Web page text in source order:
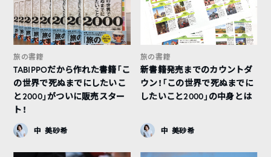
旅の書籍
TABIPPOだから作れた書籍「こ
の世界で死ぬまでにしたいこ
と2000」がついに販売スター
ト！
中 美砂希
旅の書籍
新書籍発売までのカウントダ
ウン！「この世界で死ぬまでに
したいこと2000」の中身とは
中 美砂希